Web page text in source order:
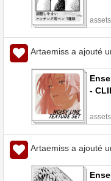
Artaemiss a ajouté
-
Artaemiss a ajouté